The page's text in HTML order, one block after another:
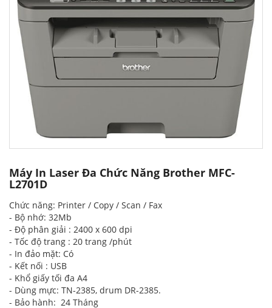
Máy In Laser Đa Chức Năng Brother MFC-
L2701D
Chức năng: Printer / Copy / Scan / Fax
- Bộ nhớ: 32Mb
- Độ phân giải : 2400 x 600 dpi
- Tốc độ trang : 20 trang /phút
- In đảo mặt: Có
- Kết nối : USB
- Khổ giấy tối đa A4
- Dùng mực: TN-2385, drum DR-2385.
- Bảo hành: 24 Tháng